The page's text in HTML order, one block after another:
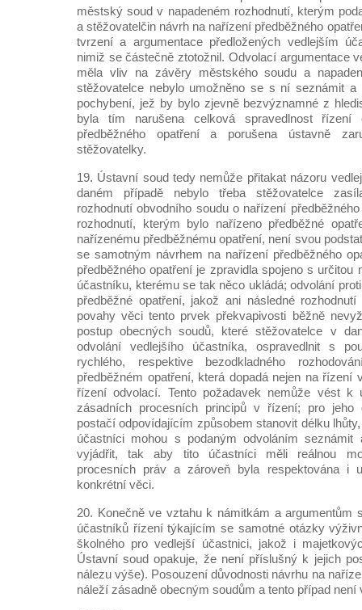
městský soud v napadeném rozhodnutí, kterým
a stěžovatelčin návrh na nařízení předběžného
tvrzení a argumentace předložených vedlejším
nimiž se částečně ztotožnil. Odvolací argumentace
měla vliv na závěry městského soudu a
stěžovatelce nebylo umožněno se s ní seznámit a
pochybení, jež by bylo zjevně bezvýznamné z
byla tím narušena celková spravedlnost
předběžného opatření a porušena ústavně
stěžovatelky.
19. Ústavní soud tedy nemůže přitakat názoru
daném případě nebylo třeba stěžovatelce
rozhodnutí obvodního soudu o nařízení
rozhodnutí, kterým bylo nařízeno předběžné
nařízenému předběžnému opatření, není svou
se samotným návrhem na nařízení předběžného
předběžného opatření je zpravidla spojeno s určitou
účastníku, kterému se tak něco ukládá; odvolání
předběžné opatření, jakož ani následné
povahy věci tento prvek překvapivosti běžně
postup obecných soudů, které stěžovatelce v
odvolání vedlejšího účastníka, ospravedlnit s
rychlého, respektive bezodkladného
předběžném opatření, která dopadá nejen na řízení
řízení odvolací. Tento požadavek nemůže vést k
zásadních procesních principů v řízení; pro jeho
postačí odpovídajícím způsobem stanovit délku
účastníci mohou s podaným odvoláním
vyjádřit, tak aby tito účastníci měli reálnou
procesních práv a zároveň byla respektována i
konkrétní věci.
20. Konečně ve vztahu k námitkám a argumentům
účastníků řízení týkajícím se samotné otázky
školného pro vedlejší účastnici, jakož i
Ústavní soud opakuje, že není příslušný k jejich
nálezu výše). Posouzení důvodnosti návrhu na
náleží zásadně obecným soudům a tento případ není